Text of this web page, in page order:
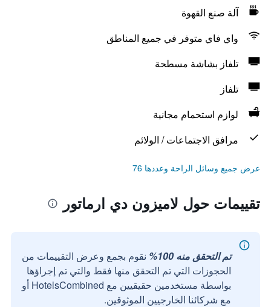
آلة صنع القهوة
واي فاي متوفر في جميع المناطق
تلفاز بشاشة مسطحة
تلفاز
لوازم استحمام مجانية
مرافق الاجتماعات / الولائم
عرض جميع وسائل الراحة وعددها 76
تقييمات حول لاميزون دي ارماتور
تم التحقق منه 100%
نقوم بجمع وعرض التقييمات من
الحجوزات التي تم التحقق منها فقط والتي تم إجراؤها
بواسطة مستخدمين حقيقيين مع HotelsCombined أو
مع شركائنا الخارجيين الموثوقين.